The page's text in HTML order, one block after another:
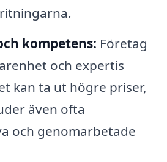
kompetens: Företag
och expertis
kan ta ut högre priser,
även ofta
och genomarbetade